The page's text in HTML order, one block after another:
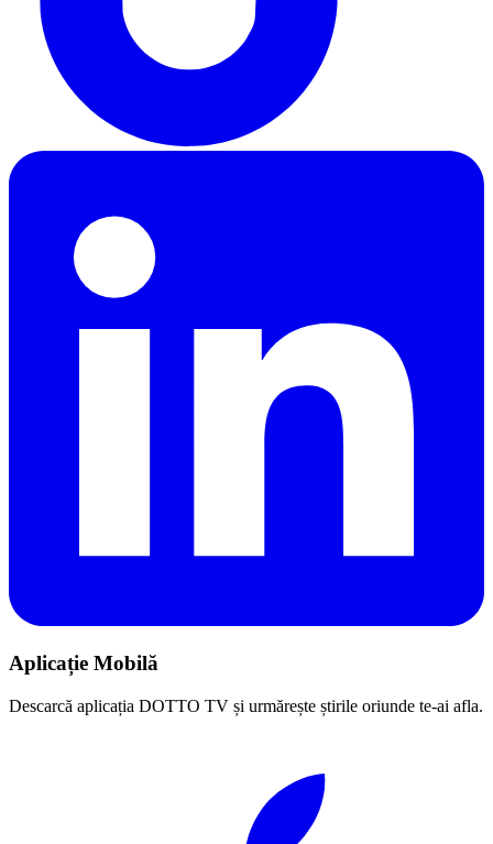
Aplicație Mobilă
Descarcă aplicația DOTTO TV și urmărește știrile oriunde te-ai afla.